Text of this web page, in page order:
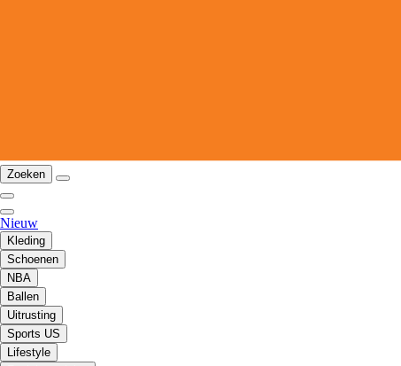
Zoeken
Nieuw
Kleding
Schoenen
NBA
Ballen
Uitrusting
Sports US
Lifestyle